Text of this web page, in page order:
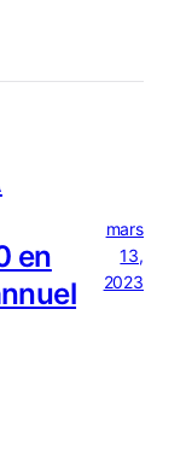
en
mars
13,
2023